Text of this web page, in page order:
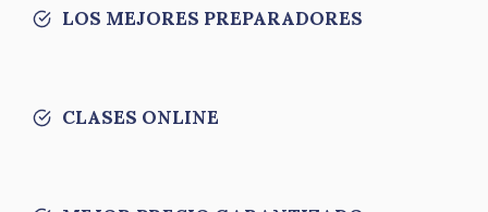
LOS MEJORES PREPARADORES
CLASES ONLINE